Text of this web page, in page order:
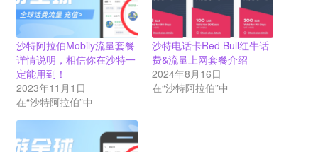
沙特阿拉伯Mobily流量套餐
详情说明，相信你在沙特一
定能用到！
2023年11月1日
在“沙特阿拉伯”中
沙特电话卡Red Bull红牛话
费&流量上网套餐介绍
2024年8月16日
在“沙特阿拉伯”中